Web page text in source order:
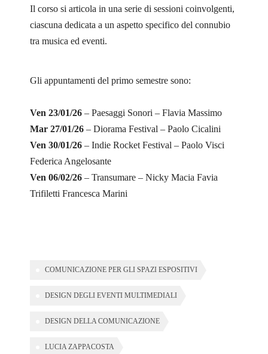
Il corso si articola in una serie di sessioni coinvolgenti,
ciascuna dedicata a un aspetto specifico del connubio
tra musica ed eventi.
Gli appuntamenti del primo semestre sono:
Ven 23/01/26 – Paesaggi Sonori – Flavia Massimo
Mar 27/01/26 – Diorama Festival – Paolo Cicalini
Ven 30/01/26 – Indie Rocket Festival – Paolo Visci
Federica Angelosante
Ven 06/02/26 – Transumare – Nicky Macia Favia
Trifiletti Francesca Marini
COMUNICAZIONE PER GLI SPAZI ESPOSITIVI
DESIGN DEGLI EVENTI MULTIMEDIALI
DESIGN DELLA COMUNICAZIONE
LUCIA ZAPPACOSTA